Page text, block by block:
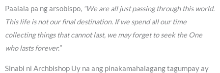
Paalala pa ng arsobispo, “We are all just passing through this world.
This life is not our final destination. If we spend all our time
collecting things that cannot last, we may forget to seek the One
who lasts forever.”
Sinabi ni Archbishop Uy na ang pinakamahalagang tagumpay ay